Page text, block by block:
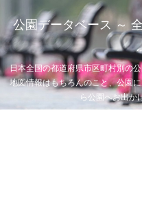
公園データベース ～
日本全国の都道府県市区町村別の
地図情報はもちろんのこと、公園
ら公園へお出か